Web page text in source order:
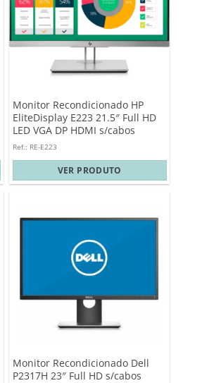
Monitor Recondicionado HP
EliteDisplay E223 21.5″ Full HD
LED VGA DP HDMI s/cabos
Ref.: RE-E223
VER PRODUTO
Monitor Recondicionado Dell
P2317H 23″ Full HD s/cabos